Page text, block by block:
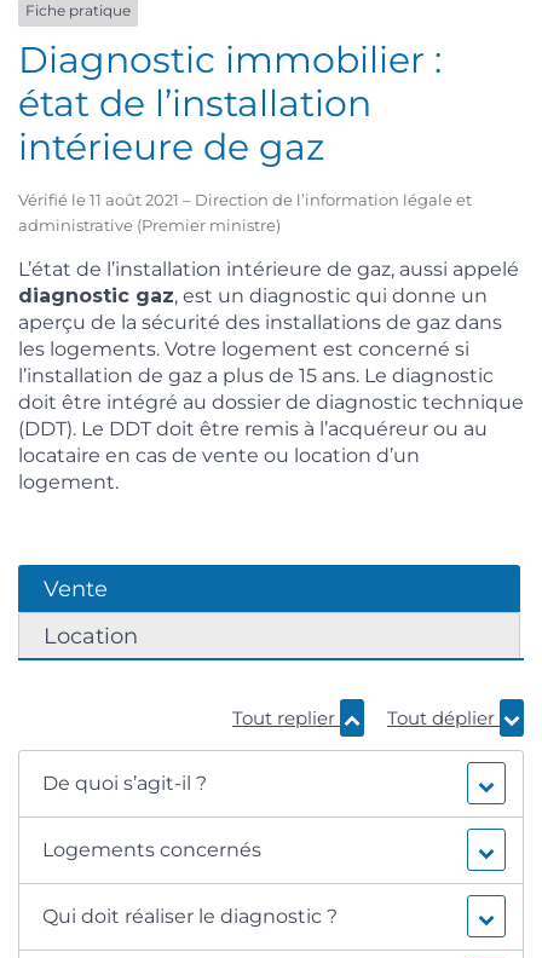
Fiche pratique
Diagnostic immobilier :
état de l’installation
intérieure de gaz
Vérifié le 11 août 2021 – Direction de l’information légale et
administrative (Premier ministre)
L’état de l’installation intérieure de gaz, aussi appelé
diagnostic gaz, est un diagnostic qui donne un
aperçu de la sécurité des installations de gaz dans
les logements. Votre logement est concerné si
l’installation de gaz a plus de 15 ans. Le diagnostic
doit être intégré au dossier de diagnostic technique
(DDT). Le DDT doit être remis à l’acquéreur ou au
locataire en cas de vente ou location d’un
logement.
Vente
Location
Tout replier Tout déplier
De quoi s’agit-il ?
Logements concernés
Qui doit réaliser le diagnostic ?